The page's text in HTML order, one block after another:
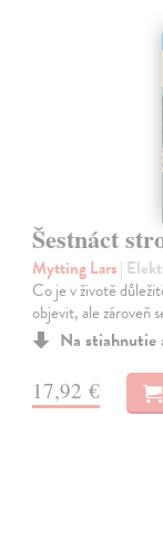
Šestnáct
Mytting Lars|
Co je v životě
objevit, ale zároveň
Na stiahnutie
17,92 €